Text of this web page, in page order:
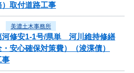
取付道路工事
美濃土木事務所
河修安1-1号/県単 河川維持修繕
安心確保対策費）（浚渫債）
事